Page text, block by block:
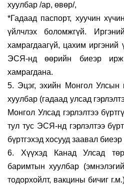
хуулбар /ар, өвөр/,
*Гадаад паспорт, хуучин
үйлчлэх боломжгүй.
хамрагдаагүй, цахим иргэний
ЭСЯ-нд өөрийн биеэр ирж
хамрагдана.
5. Эцэг, эхийн Монгол Улсын
хуулбар (гадаад улсад
Монгол Улсад гэрлэлтээ
тул тус ЭСЯ-нд гэрлэлтээ
бүртгэхэд хосууд заавал
6. Хүүхэд Канад Улсад
баримтын хуулбар (
тодорхойлт, вакцины бичиг г.м.